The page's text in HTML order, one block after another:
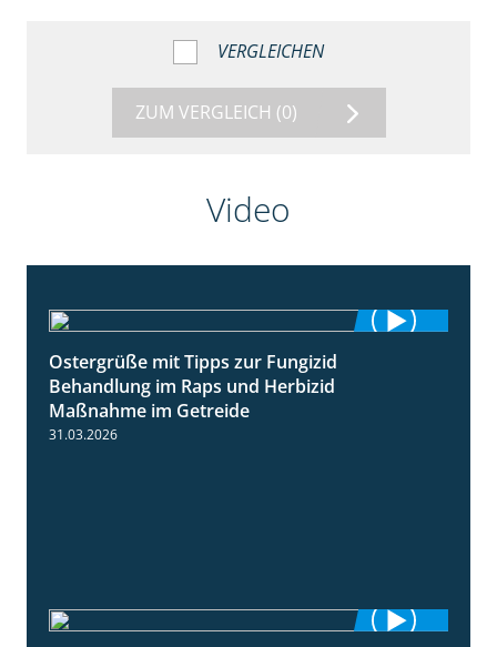
VERGLEICHEN
ZUM VERGLEICH (0)
Video
Ostergrüße mit Tipps zur Fungizid
Behandlung im Raps und Herbizid
Maßnahme im Getreide
31.03.2026